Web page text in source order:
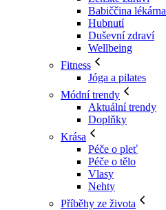
Babiččina lékárna
Hubnutí
Duševní zdraví
Wellbeing
Fitness
Jóga a pilates
Módní trendy
Aktuální trendy
Doplňky
Krása
Péče o pleť
Péče o tělo
Vlasy
Nehty
Příběhy ze života